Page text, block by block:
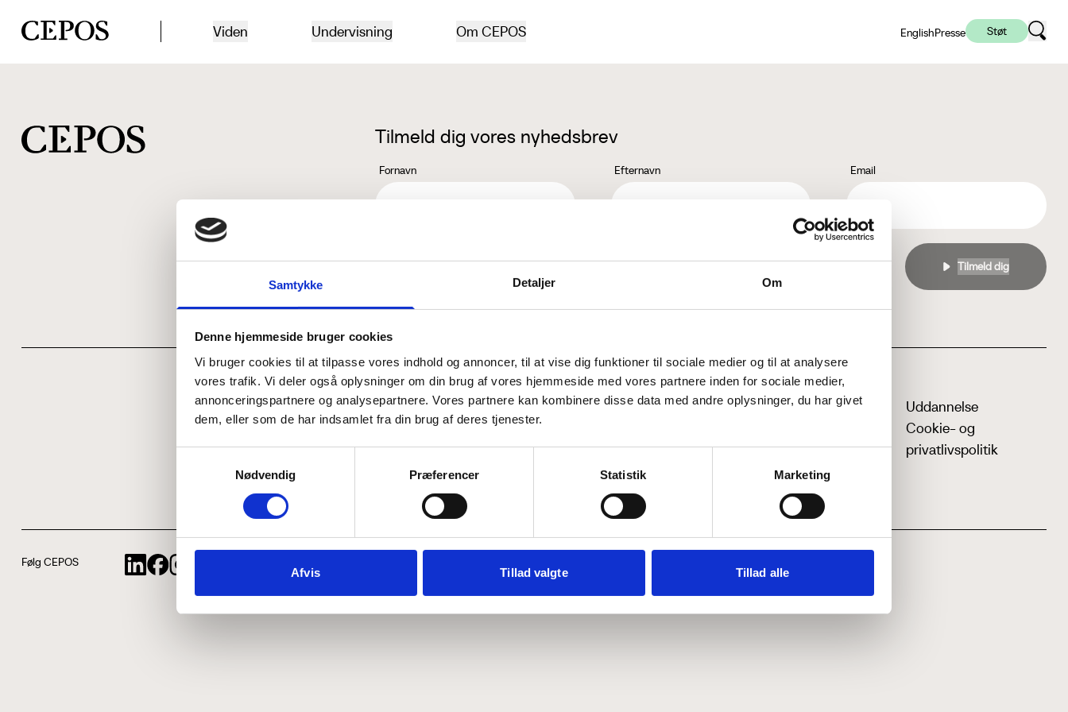
Samtykke Detaljer Om
Denne hjemmeside bruger cookies
Vi bruger cookies til at tilpasse vores indhold og annoncer, til at vise dig funktioner til sociale medier og til at analysere
vores trafik. Vi deler også oplysninger om din brug af vores hjemmeside med vores partnere inden for sociale medier,
annonceringspartnere og analysepartnere. Vores partnere kan kombinere disse data med andre oplysninger, du har givet
dem, eller som de har indsamlet fra din brug af deres tjenester.
Nødvendig
Præferencer Statistik Marketing
Afvis Tillad valgte Tillad alle
CEPOS logo Viden Undervisning Om CEPOS EnglishPresse Støt
Tilmeld dig vores nyhedsbrev
Fornavn Efternavn Email
Jeg accepterer behandlingen af mine personoplysninger i henhold tilprivatlivspolitikken
Hvem er CEPOS
Vores værdier
Medarbejdere
Kontakt
Analyser
ABCepos
Podcast
Uddannelse
Cookie- og
privatlivspolitik
Følg CEPOS